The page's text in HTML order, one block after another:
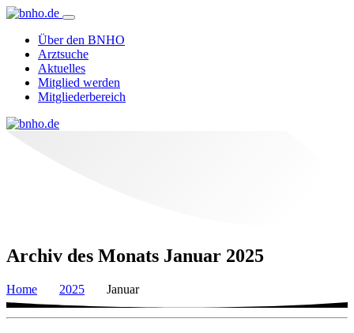
Über den BNHO
Arztsuche
Aktuelles
Mitglied werden
Mitgliederbereich
Archiv des Monats Januar 2025
Home 2025 Januar